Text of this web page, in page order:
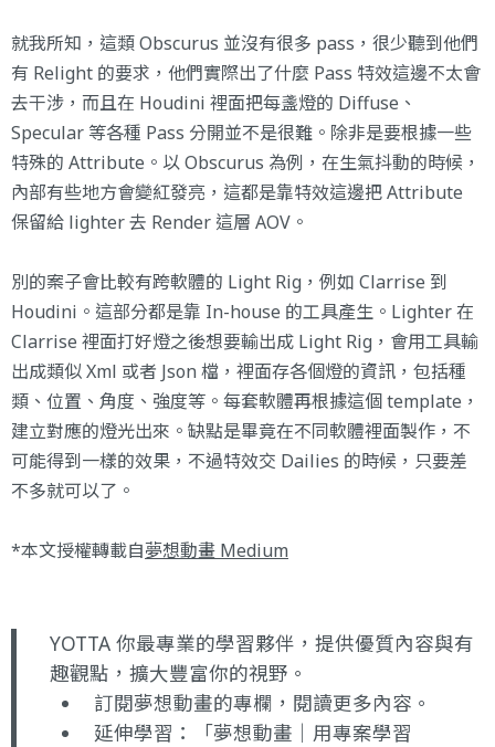
就我所知，這類 Obscurus 並沒有很多 pass，很少聽到他們
有 Relight 的要求，他們實際出了什麼 Pass 特效這邊不太會
去干涉，而且在 Houdini 裡面把每盞燈的 Diffuse、
Specular 等各種 Pass 分開並不是很難。除非是要根據一些
特殊的 Attribute。以 Obscurus 為例，在生氣抖動的時候，
內部有些地方會變紅發亮，這都是靠特效這邊把 Attribute
保留給 lighter 去 Render 這層 AOV。
別的案子會比較有跨軟體的 Light Rig，例如 Clarrise 到
Houdini。這部分都是靠 In-house 的工具產生。Lighter 在
Clarrise 裡面打好燈之後想要輸出成 Light Rig，會用工具輸
出成類似 Xml 或者 Json 檔，裡面存各個燈的資訊，包括種
類、位置、角度、強度等。每套軟體再根據這個 template，
建立對應的燈光出來。缺點是畢竟在不同軟體裡面製作，不
可能得到一樣的效果，不過特效交 Dailies 的時候，只要差
不多就可以了。
*本文授權轉載自夢想動畫 Medium
YOTTA 你最專業的學習夥伴，提供優質內容與有
趣觀點，擴大豐富你的視野。
訂閱夢想動畫的專欄 ，閱讀更多內容。
延伸學習：
「夢想動畫｜用專案學習